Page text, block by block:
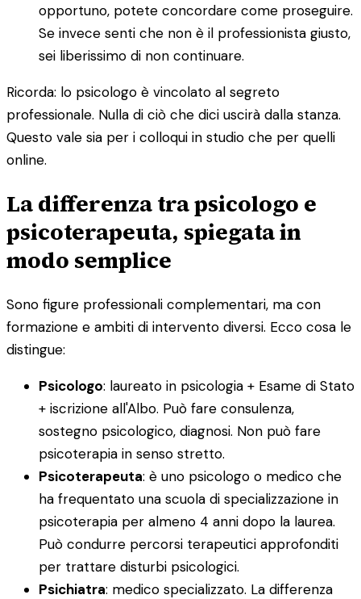
opportuno, potete concordare come proseguire.
Se invece senti che non è il professionista giusto,
sei liberissimo di non continuare.
Ricorda: lo psicologo è vincolato al segreto
professionale. Nulla di ciò che dici uscirà dalla stanza.
Questo vale sia per i colloqui in studio che per quelli
online.
La differenza tra psicologo e
psicoterapeuta, spiegata in
modo semplice
Sono figure professionali complementari, ma con
formazione e ambiti di intervento diversi. Ecco cosa le
distingue:
Psicologo: laureato in psicologia + Esame di Stato
+ iscrizione all'Albo. Può fare consulenza,
sostegno psicologico, diagnosi. Non può fare
psicoterapia in senso stretto.
Psicoterapeuta: è uno psicologo o medico che
ha frequentato una scuola di specializzazione in
psicoterapia per almeno 4 anni dopo la laurea.
Può condurre percorsi terapeutici approfonditi
per trattare disturbi psicologici.
Psichiatra: medico specializzato. La differenza